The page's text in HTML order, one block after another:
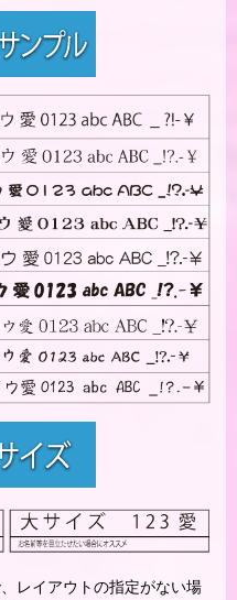
レイアウトの指定がない場